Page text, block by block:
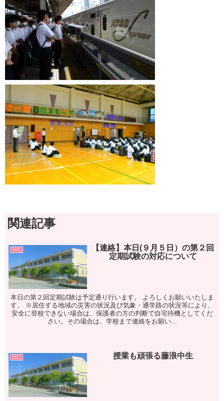
関連記事
日記
【連絡】本日(９月５日）の第２回
定期試験の対応について
本日の第２回定期試験は予定通り行います。 よろしくお願いいたしま
す。 ※居住する地域の災害の状況及び気象・通学路の状況等により、
安全に登校できない場合は、保護者の方の判断で自宅待機としてくだ
さい。その場合は、学校まで連絡をお願い...
日記 授業も頑張る藤浪中生